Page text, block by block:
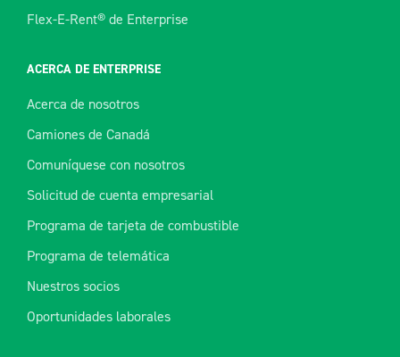
Flex-E-Rent® de Enterprise
ACERCA DE ENTERPRISE
Acerca de nosotros
Camiones de Canadá
Comuníquese con nosotros
Solicitud de cuenta empresarial
Programa de tarjeta de combustible
Programa de telemática
Nuestros socios
Oportunidades laborales